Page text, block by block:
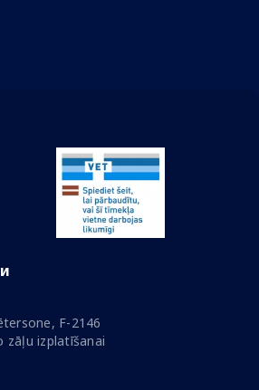
F-2146
zāļu izplatīšanai